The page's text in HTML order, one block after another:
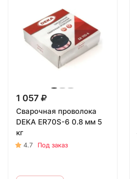
1 057
Сварочная проволока
DEKA ER70S-6 0.8 мм 5
кг
4.7 Под заказ